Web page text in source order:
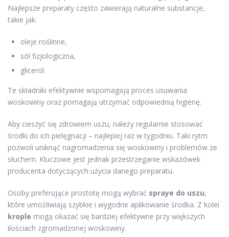
Najlepsze preparaty często zawierają naturalne substancje,
takie jak:
oleje roślinne,
sól fizjologiczna,
glicerol.
Te składniki efektywnie wspomagają proces usuwania
woskowiny oraz pomagają utrzymać odpowiednią higienę.
Aby cieszyć się zdrowiem uszu, należy regularnie stosować
środki do ich pielęgnacji – najlepiej raz w tygodniu. Taki rytm
pozwoli uniknąć nagromadzenia się woskowiny i problemów ze
słuchem. Kluczowe jest jednak przestrzeganie wskazówek
producenta dotyczących użycia danego preparatu.
Osoby preferujące prostotę mogą wybrać spraye do uszu,
które umożliwiają szybkie i wygodne aplikowanie środka. Z kolei
krople mogą okazać się bardziej efektywne przy większych
ilościach zgromadzonej woskowiny.